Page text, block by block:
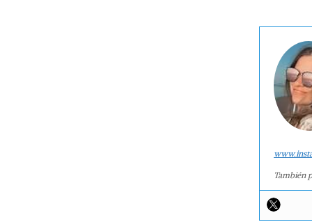
También